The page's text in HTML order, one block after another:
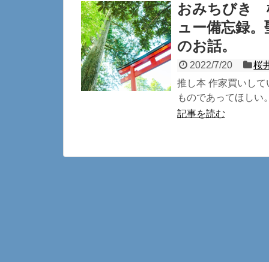
おみちびき
ュー備忘録
のお話。
2022/7/20
桜
推し本 作家買いし
ものであってほしい
記事を読む